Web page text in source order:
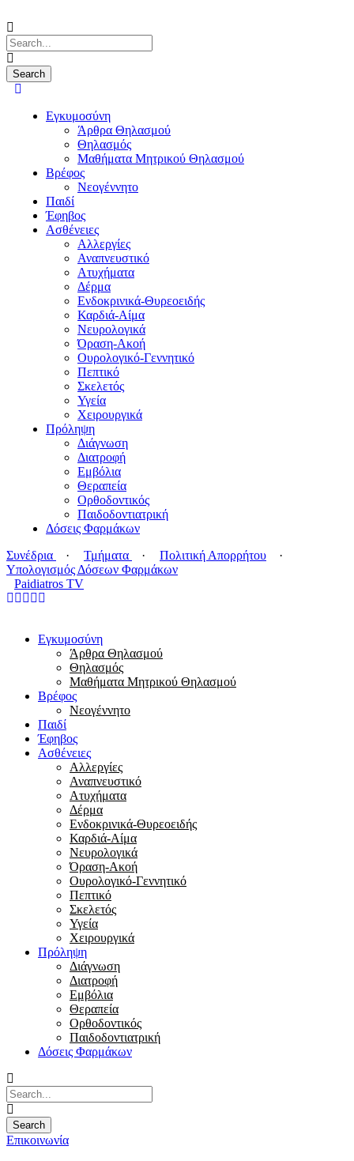
Εγκυμοσύνη
Άρθρα Θηλασμού
Θηλασμός
Μαθήματα Μητρικού Θηλασμού
Βρέφος
Νεογέννητο
Παιδί
Έφηβος
Ασθένειες
Αλλεργίες
Αναπνευστικό
Ατυχήματα
Δέρμα
Ενδοκρινικά-Θυρεοειδής
Καρδιά-Αίμα
Νευρολογικά
Όραση-Ακοή
Ουρολογικό-Γεννητικό
Πεπτικό
Σκελετός
Υγεία
Χειρουργικά
Πρόληψη
Διάγνωση
Διατροφή
Εμβόλια
Θεραπεία
Ορθοδοντικός
Παιδοδοντιατρική
Δόσεις Φαρμάκων
Συνέδρια
· Τμήματα · Πολιτική Απορρήτου
·
Υπολογισμός Δόσεων Φαρμάκων
Paidiatros TV
Εγκυμοσύνη
Άρθρα Θηλασμού
Θηλασμός
Μαθήματα Μητρικού Θηλασμού
Βρέφος
Νεογέννητο
Παιδί
Έφηβος
Ασθένειες
Αλλεργίες
Αναπνευστικό
Ατυχήματα
Δέρμα
Ενδοκρινικά-Θυρεοειδής
Καρδιά-Αίμα
Νευρολογικά
Όραση-Ακοή
Ουρολογικό-Γεννητικό
Πεπτικό
Σκελετός
Υγεία
Χειρουργικά
Πρόληψη
Διάγνωση
Διατροφή
Εμβόλια
Θεραπεία
Ορθοδοντικός
Παιδοδοντιατρική
Δόσεις Φαρμάκων
Επικοινωνία